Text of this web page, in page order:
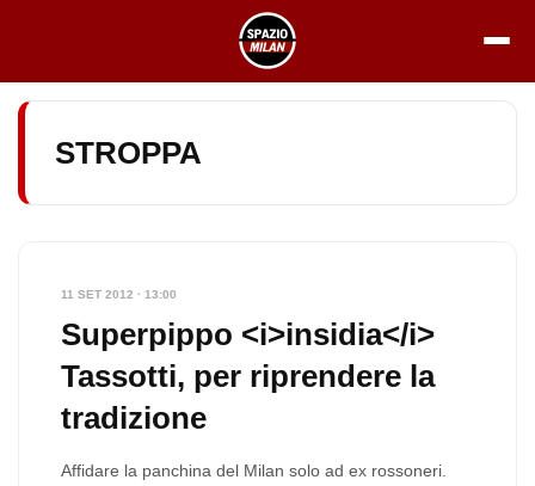
contenuto
STROPPA
11 SET 2012 · 13:00
Superpippo <i>insidia</i>
Tassotti, per riprendere la
tradizione
Affidare la panchina del Milan solo ad ex rossoneri.